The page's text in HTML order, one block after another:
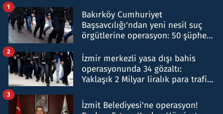
Bakırköy Cumhuriyet
Başsavcılığı'ndan yeni nesil suç
örgütlerine operasyon: 50 şüpheli
1
İzmir merkezli yasa dışı bahis
operasyonunda 34 gözaltı:
Yaklaşık 2 Milyar liralık para trafiği
2
İzmit Belediyesi'ne operasyon!
3